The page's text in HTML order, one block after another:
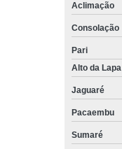
Aclimação
Consolação
Pari
Alto da Lapa
Jaguaré
Pacaembu
Sumaré